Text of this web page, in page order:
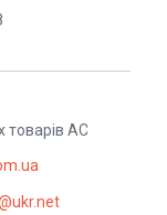
товарів АС